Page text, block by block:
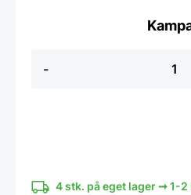
-
4 stk. på eget lager ➞ 1-